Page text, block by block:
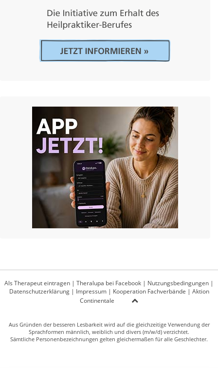
Als Therapeut eintragen | Theralupa bei Facebook | Nutzungsbedingungen |
Datenschutzerklärung| Impressum| Kooperation Fachverbände | Aktion
Continentale
Aus Gründen der besseren Lesbarkeit wird auf die gleichzeitige Verwendung der
Sprachformen männlich, weiblich und divers (m/w/d) verzichtet.
Sämtliche Personenbezeichnungen gelten gleichermaßen für alle Geschlechter.